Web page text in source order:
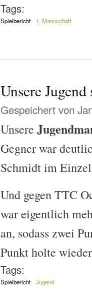
Tags:
Spielbericht 1. Mannschaft
Unsere
Gespeichert von
Unsere
Gegner war
Schmidt im
Und gegen TTC
war eigentlich
an, sodass zwei
Punkt holte
Tags:
Spielbericht Jugend